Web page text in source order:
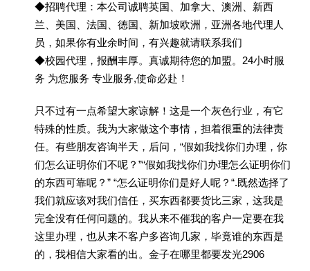
◆招聘代理：本公司诚聘英国、加拿大、澳洲、新西
兰、美国、法国、德国、新加坡欧洲，亚洲各地代理人
员，如果你有业余时间，有兴趣就请联系我们
◆校园代理，报酬丰厚。真诚期待您的加盟。24小时服
务 为您服务 专业服务,使命必赴！
只不过有一点希望大家谅解！这是一个灰色行业，有它
特殊的性质。我为大家做这个事情，担着很重的法律责
任。有些朋友咨询半天，后问，“假如我找你们办理，你
们怎么证明你们不呢？”“假如我找你们办理怎么证明你们
的东西可靠呢？” “怎么证明你们是好人呢？“.既然选择了
我们就应该对我们信任，买东西都要货比三家，这我是
完全没有任何问题的。我从来不催我的客户一定要在我
这里办理，也从来不客户多咨询几家，毕竟谁的东西是
的，我相信大家看的出。金子在哪里都要发光2906